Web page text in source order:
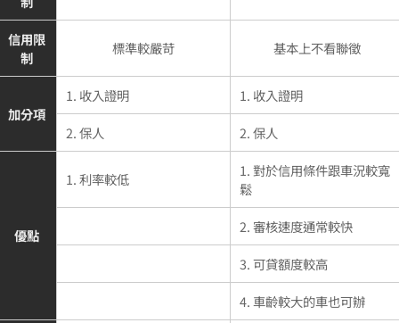
信用限
制
標準較嚴苛 基本上不看聯徵
加分項
1. 收入證明
1. 收入證明
2. 保人
2. 保人
優點
1. 利率較低
1. 對於信用條件跟車況較寬
鬆
2. 審核速度通常較快
3. 可貸額度較高
4. 車齡較大的車也可辦